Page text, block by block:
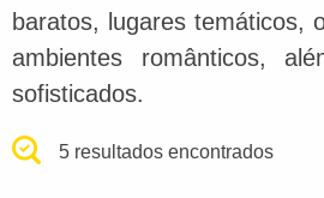
baratos, lugares temáticos,
ambientes românticos,
sofisticados.
5 resultados encontrados